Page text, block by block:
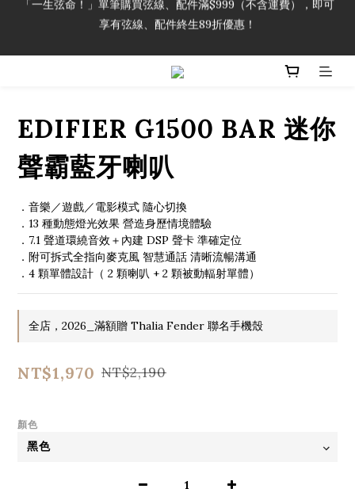
「一生弦命！」單筆購買弦線、配件滿$999（不含運費），即可
享有弦線、配件終生89折優惠！
加入會員即領2000元購物金。 加入購物車查看更多折扣！
享有弦線、配件終生89折優惠！
EDIFIER G1500 BAR 迷你
聲霸藍牙喇叭
．音樂／遊戲／電影模式 隨心切換
．13 種動態燈光效果 營造身歷情境體驗
．7.1 聲道環繞音效＋內建 DSP 聲卡 準確定位
．附可拆式全指向麥克風 智慧通話 清晰流暢溝通
．4 顆單體設計（ 2 顆喇叭 + 2 顆被動輻射單體）
全店，2026_滿額贈 Thalia Fender 聯名手機殼
NT$1,970 NT$2,190
顏色